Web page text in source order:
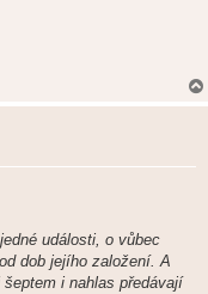
události, o vůbec
dob jejího založení. A
i nahlas předávají